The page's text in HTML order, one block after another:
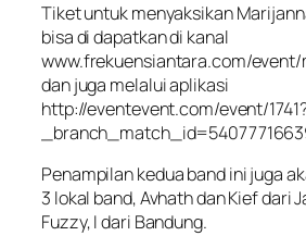
Tiket untuk menyaksikan
bisa di dapatkan di kanal
www.frekuensiantara.com/
dan juga melalui aplikasi
http://eventevent.com/event/
Penampilan kedua band ini juga
3 lokal band, Avhath dan Kief dari
Fuzzy, I dari Bandung.